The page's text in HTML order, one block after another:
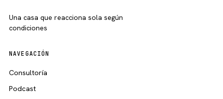
Una casa que reacciona sola según
condiciones
NAVEGACIÓN
Consultoría
Podcast